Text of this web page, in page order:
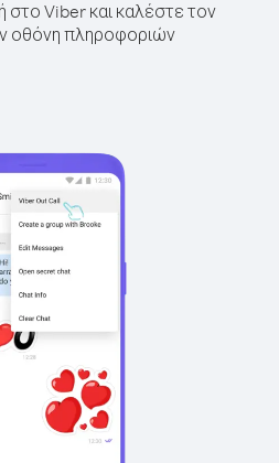
στο Viber και καλέστε τον
οθόνη πληροφοριών